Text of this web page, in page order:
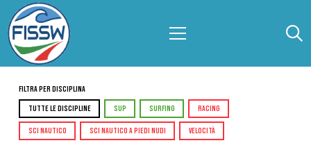
Filtra per Disciplina
TUTTE LE DISCIPLINE SUP SURFING RACING
SCI NAUTICO SCI NAUTICO A PIEDI NUDI VELOCITÀ